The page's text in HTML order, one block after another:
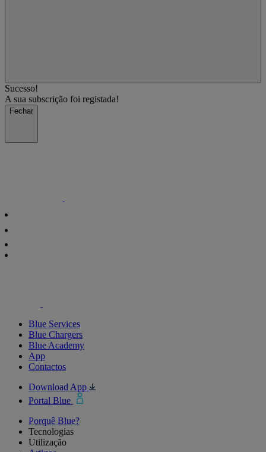
Sucesso!
A sua subscrição foi registada!
Fechar
Blue Services
Blue Chargers
Blue Academy
App
Contactos
Download App
Portal Blue
Porquê Blue?
Tecnologias
Utilização